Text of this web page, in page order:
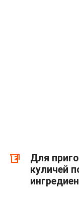
Для
куличей